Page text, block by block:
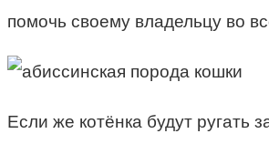
помочь своему владельцу во
Если же котёнка будут ругать